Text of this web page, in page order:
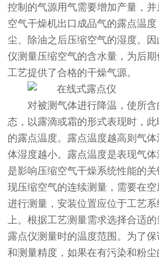
控制的气源用气需要增加产量，
空气干燥机出口成品气的露点温
尘、除油之后压缩空气的湿度。
仪测量压缩空气的含水量，为后
工艺提供了合格的干燥气源。
对被测气体进行降温，使所
态，以露滴或霜的形式表现时，
的露点温度。露点温度越高则气
体湿度越小。露点温度是表现气
是影响压缩空气干燥系统性能的
现压缩空气的连续测量，需要在
进行测量，安装位置应位于工艺
上。根据工艺测量需求选择合适
露点仪测量时的温度范围。为了
和测量精度，如果在有污染和粉